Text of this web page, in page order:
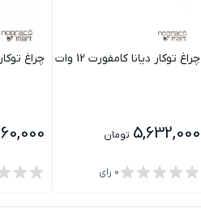
چراغ توکار دیانا کامفورت 12 وات دهانه 10 سانتی متری مازی نور
5,632,000 تومان
0 رای
چراغ توکار هانی 30 وات دهانه